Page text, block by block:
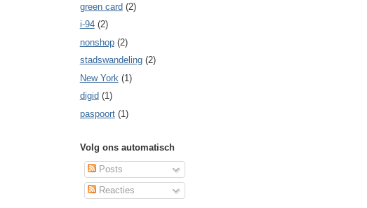
green card (2)
i-94 (2)
nonshop (2)
stadswandeling (2)
New York (1)
digid (1)
paspoort (1)
Volg ons automatisch
Posts
Reacties